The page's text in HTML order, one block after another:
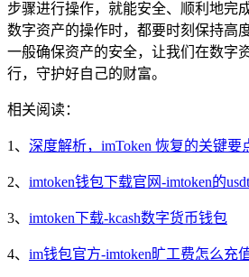
步骤进行操作，就能安全、顺利地完
数字资产的操作时，都要时刻保持高
一般确保资产的安全，让我们在数字
行，守护好自己的财富。
相关阅读：
1、 深度解析，imToken 恢复的关键要
2、 imtoken钱包下载官网-imtoken的
3、 imtoken下载-kcash数字货币钱包
4、 im钱包官方-imtoken旷工费怎么充